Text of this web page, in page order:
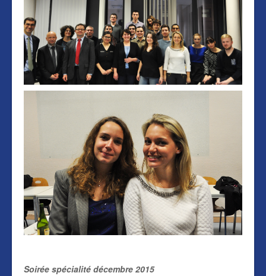
Soirée spécialité décembre 2015